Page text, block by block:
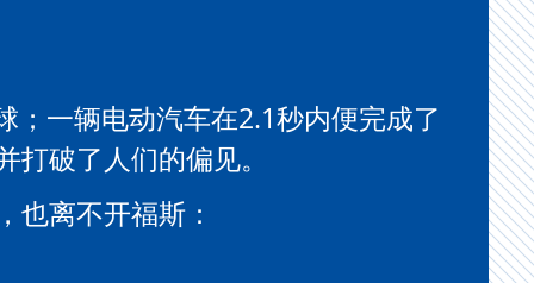
一辆电动汽车在2.1秒内便完成了
破了人们的偏见。
也离不开福斯：